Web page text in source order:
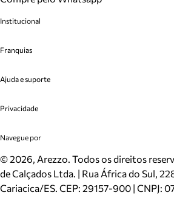
Institucional
Cashback
Venda Corporativa
Mapa do Site
Inverno
Mundo Arezzo
Franquias
Plano de Negócio
Ajuda e suporte
Cadastro
Meus Pedidos
Trocas e Devoluções
Cartão Presente
Localizador de lojas
Privacidade
Politica e Privacidade
Navegue por
Sapatos
Bolsas
Scarpins
©2026, Arezzo. Todos os direitos
de Calçados Ltda. | Rua África do Sul,
Cariacica/ES. CEP: 29157-900 | CNPJ: